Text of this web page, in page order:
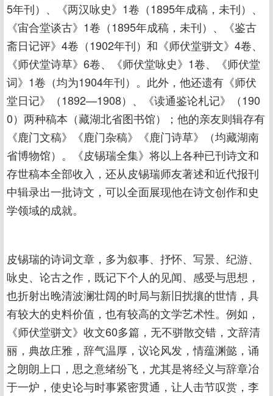
5年刊）、《两汉咏史》1卷（1895年成稿，未刊）、
《宙合堂谈古》1卷（1895年成稿，未刊）、《鉴古
斋日记评》4卷（1902年刊）和《师伏堂骈文》4卷、
《师伏堂诗草》6卷、《师伏堂咏史》1卷、《师伏堂
词》1卷（均为1904年刊）。此外，他还遗有《师伏
堂日记》（1892—1908）、《读通鉴论札记》（190
0）两种稿本（藏湖北省图书馆）；他的亲友则辑存有
《鹿门文稿》《鹿门杂稿》《鹿门诗草》（均藏湖南
省博物馆）。《皮锡瑞全集》将以上各种已刊诗文和
存世稿本全部收入，还从皮锡瑞师友著述和近代报刊
中辑录出一批诗文，可以全面展现他在诗文创作和史
学领域的成就。
皮锡瑞的诗词文章，多为叙事、抒怀、写景、纪游、
咏史、论古之作，既记下个人的见闻、感受与思想，
也折射出晚清波澜壮阔的时局与新旧扰攘的世情，具
有较大的史料价值，也有较高的文学艺术性。例如，
《师伏堂骈文》收文60多篇，无不骈散交错，文辞清
丽，典故庄雅，辞气温厚，议论风发，情蕴渊懿，诵
之朗朗上口，思之意绪纷飞，尤其是将经义与辞章冶
于一炉，使史论与时事紧密贯通，让人击节叹赏，李